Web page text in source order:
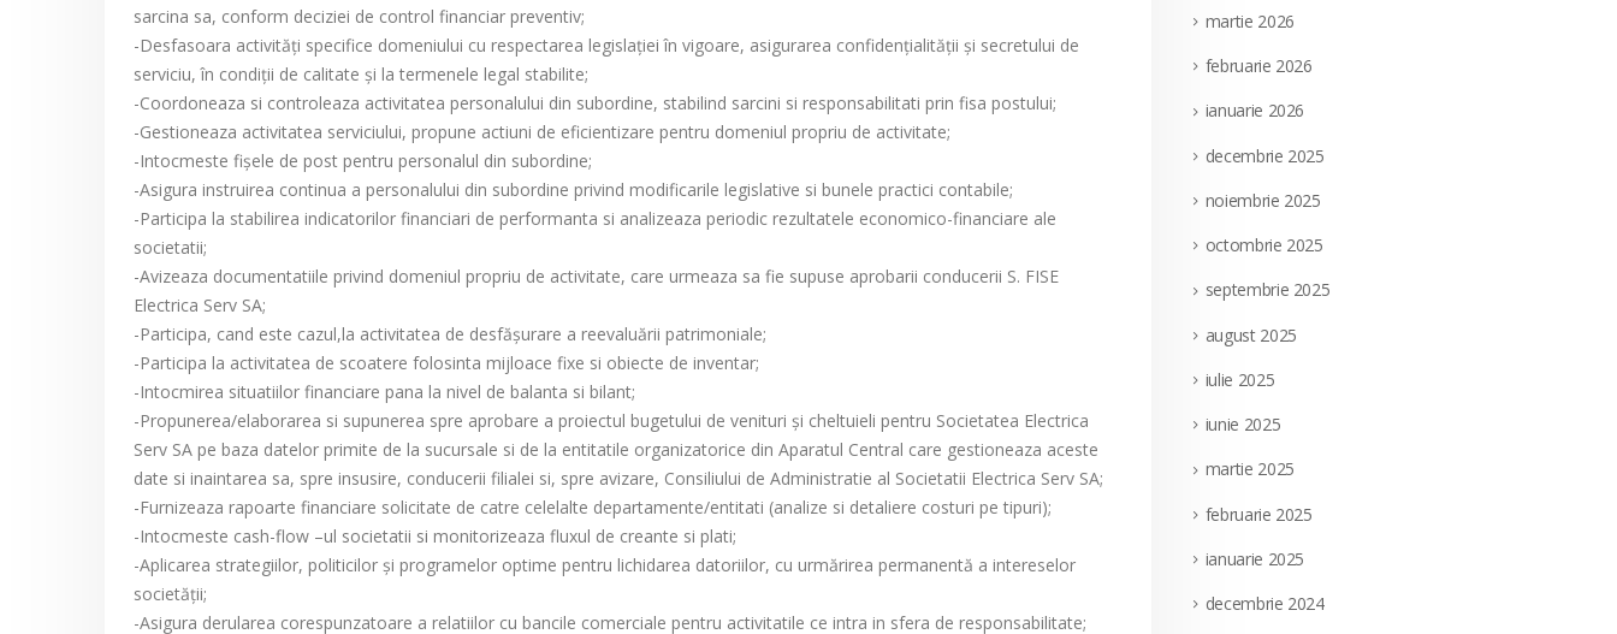
sarcina sa, conform deciziei de control financiar preventiv;
-Desfasoara activităţi specifice domeniului cu respectarea legislaţiei în vigoare, asigurarea confidenţialităţii şi secretului de
serviciu, în condiţii de calitate şi la termenele legal stabilite;
-Coordoneaza si controleaza activitatea personalului din subordine, stabilind sarcini si responsabilitati prin fisa postului;
-Gestioneaza activitatea serviciului, propune actiuni de eficientizare pentru domeniul propriu de activitate;
-Intocmeste fişele de post pentru personalul din subordine;
-Asigura instruirea continua a personalului din subordine privind modificarile legislative si bunele practici contabile;
-Participa la stabilirea indicatorilor financiari de performanta si analizeaza periodic rezultatele economico-financiare ale
societatii;
-Avizeaza documentatiile privind domeniul propriu de activitate, care urmeaza sa fie supuse aprobarii conducerii S. FISE
Electrica Serv SA;
-Participa, cand este cazul,la activitatea de desfăşurare a reevaluării patrimoniale;
-Participa la activitatea de scoatere folosinta mijloace fixe si obiecte de inventar;
-Intocmirea situatiilor financiare pana la nivel de balanta si bilant;
-Propunerea/elaborarea si supunerea spre aprobare a proiectul bugetului de venituri şi cheltuieli pentru Societatea Electrica
Serv SA pe baza datelor primite de la sucursale si de la entitatile organizatorice din Aparatul Central care gestioneaza aceste
date si inaintarea sa, spre insusire, conducerii filialei si, spre avizare, Consiliului de Administratie al Societatii Electrica Serv SA;
-Furnizeaza rapoarte financiare solicitate de catre celelalte departamente/entitati (analize si detaliere costuri pe tipuri);
-Intocmeste cash-flow –ul societatii si monitorizeaza fluxul de creante si plati;
-Aplicarea strategiilor, politicilor şi programelor optime pentru lichidarea datoriilor, cu urmărirea permanentă a intereselor
societăţii;
-Asigura derularea corespunzatoare a relatiilor cu bancile comerciale pentru activitatile ce intra in sfera de responsabilitate;
martie 2026
februarie 2026
ianuarie 2026
decembrie 2025
noiembrie 2025
octombrie 2025
septembrie 2025
august 2025
iulie 2025
iunie 2025
martie 2025
februarie 2025
ianuarie 2025
decembrie 2024